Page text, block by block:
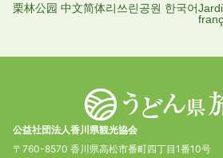
栗林公园 中文简体리쓰린공원 한국어
公益社団法人香川県観光協会
〒760-8570 香川県高松市番町四丁目1番10号